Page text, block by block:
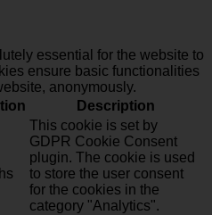
essential for the website to
ensure basic functionalities
anonymously.
Description
This cookie is set by
GDPR Cookie Consent
plugin. The cookie is used
to store the user consent
for the cookies in the
category "Analytics".